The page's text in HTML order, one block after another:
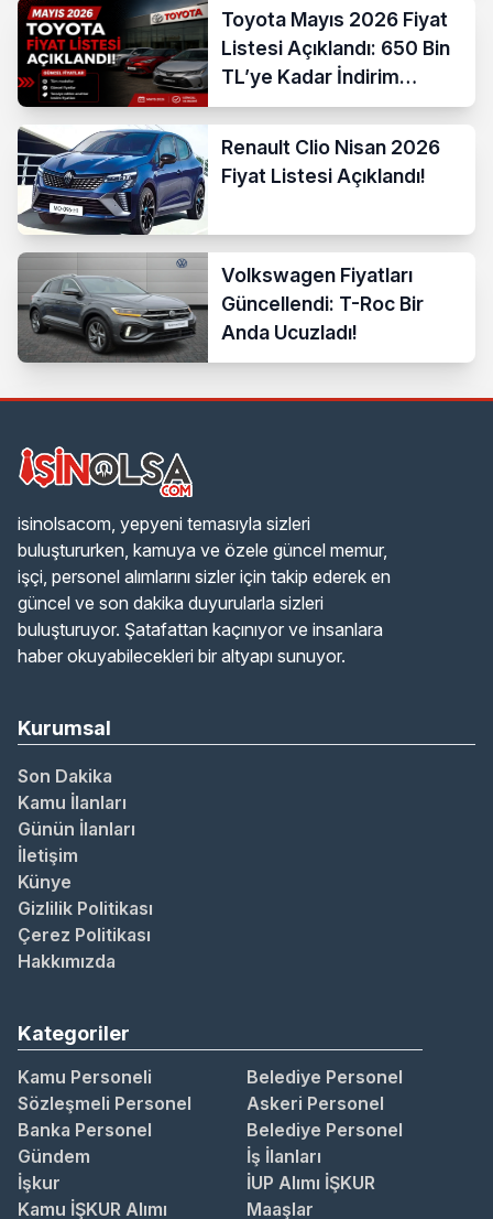
Toyota Mayıs 2026 Fiyat
Listesi Açıklandı: 650 Bin
TL’ye Kadar İndirim
Başladı
Renault Clio Nisan 2026
Fiyat Listesi Açıklandı!
Volkswagen Fiyatları
Güncellendi: T-Roc Bir
Anda Ucuzladı!
isinolsacom, yepyeni temasıyla sizleri
buluştururken, kamuya ve özele güncel memur,
işçi, personel alımlarını sizler için takip ederek en
güncel ve son dakika duyurularla sizleri
buluşturuyor. Şatafattan kaçınıyor ve insanlara
haber okuyabilecekleri bir altyapı sunuyor.
Kurumsal
Son Dakika
Kamu İlanları
Günün İlanları
İletişim
Künye
Gizlilik Politikası
Çerez Politikası
Hakkımızda
Kategoriler
Kamu Personeli
Belediye Personel
Sözleşmeli Personel
Askeri Personel
Banka Personel
Belediye Personel
Gündem
İş İlanları
İşkur
İUP Alımı İŞKUR
Kamu İŞKUR Alımı
Maaşlar